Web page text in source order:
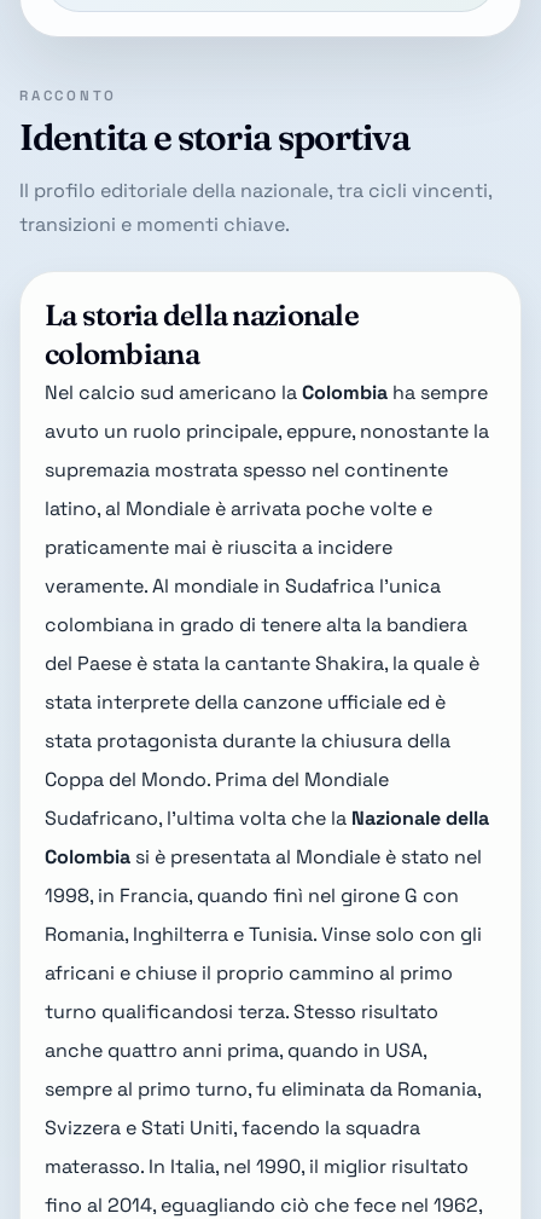
RACCONTO
Identita e storia sportiva
Il profilo editoriale della nazionale, tra cicli vincenti,
transizioni e momenti chiave.
La storia della nazionale
colombiana
Nel calcio sud americano laColombia ha sempre
avuto un ruolo principale, eppure, nonostante la
supremazia mostrata spesso nel continente
latino, al Mondiale è arrivata poche volte e
praticamente mai è riuscita a incidere
veramente. Al mondiale in Sudafrica l'unica
colombiana in grado di tenere alta la bandiera
del Paese è stata la cantante Shakira, la quale è
stata interprete della canzone ufficiale ed è
stata protagonista durante la chiusura della
Coppa del Mondo. Prima del Mondiale
Sudafricano, l'ultima volta che la Nazionale della
Colombia si è presentata al Mondiale è stato nel
1998, in Francia, quando finì nel girone G con
Romania, Inghilterra e Tunisia. Vinse solo con gli
africani e chiuse il proprio cammino al primo
turno qualificandosi terza. Stesso risultato
anche quattro anni prima, quando in USA,
sempre al primo turno, fu eliminata da Romania,
Svizzera e Stati Uniti, facendo la squadra
materasso. In Italia, nel 1990, il miglior risultato
fino al 2014, eguagliando ciò che fece nel 1962,